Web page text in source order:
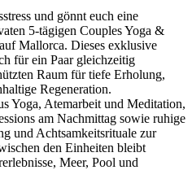
und gönnt euch eine
5-tägigen Couples Yoga &
Mallorca. Dieses exklusive
für ein Paar gleichzeitig
Raum für tiefe Erholung,
Regeneration.
Yoga, Atemarbeit und Meditation,
am Nachmittag sowie ruhige
und Achtsamkeitsrituale zur
den Einheiten bleibt
Meer, Pool und